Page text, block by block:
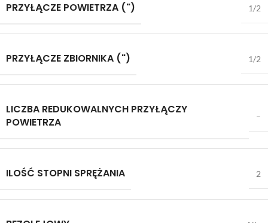
PRZYŁĄCZE POWIETRZA (") 1/2
PRZYŁĄCZE ZBIORNIKA (") 1/2
LICZBA REDUKOWALNYCH PRZYŁĄCZY
POWIETRZA
–
ILOŚĆ STOPNI SPRĘŻANIA 2